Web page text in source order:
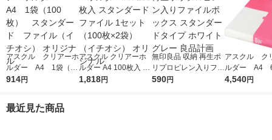
アスクル クリアーホ
ルダー A4 1袋（10
0枚） スタンダー
914円
アスクル クリアーホ
ルダー A4 100枚入 ス
タンダード ファイル
1,818円
無印良品 収納 再生ポ
リプロピレン入りファ
イルボックス スタン
590円
アスクル ク
ルダー A4
エコノミー
4,540円
最近見た商品